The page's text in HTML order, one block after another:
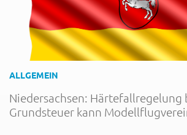
ALLGEMEIN
Niedersachsen: Härtefallregelung
Grundsteuer kann